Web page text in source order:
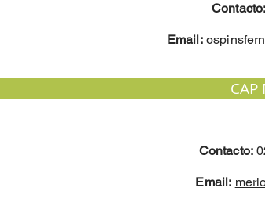
Contacto:
Email:
CAP
Contacto:
Email: